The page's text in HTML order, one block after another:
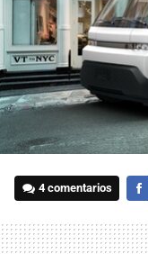
4 comentarios